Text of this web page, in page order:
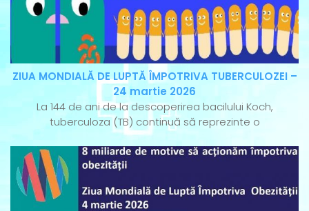
ZIUA MONDIALĂ DE LUPTĂ ÎMPOTRIVA TUBERCULOZEI –
24 martie 2026
La 144 de ani de la descoperirea bacilului Koch,
tuberculoza (TB) continuă să reprezinte o